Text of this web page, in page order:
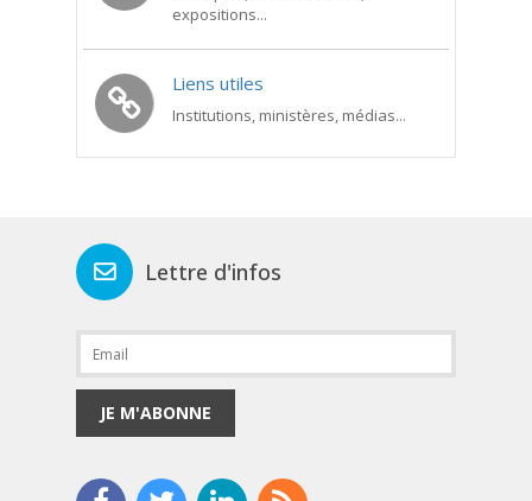
expositions...
Liens utiles
Institutions, ministères, médias...
Lettre d'infos
JE M'ABONNE